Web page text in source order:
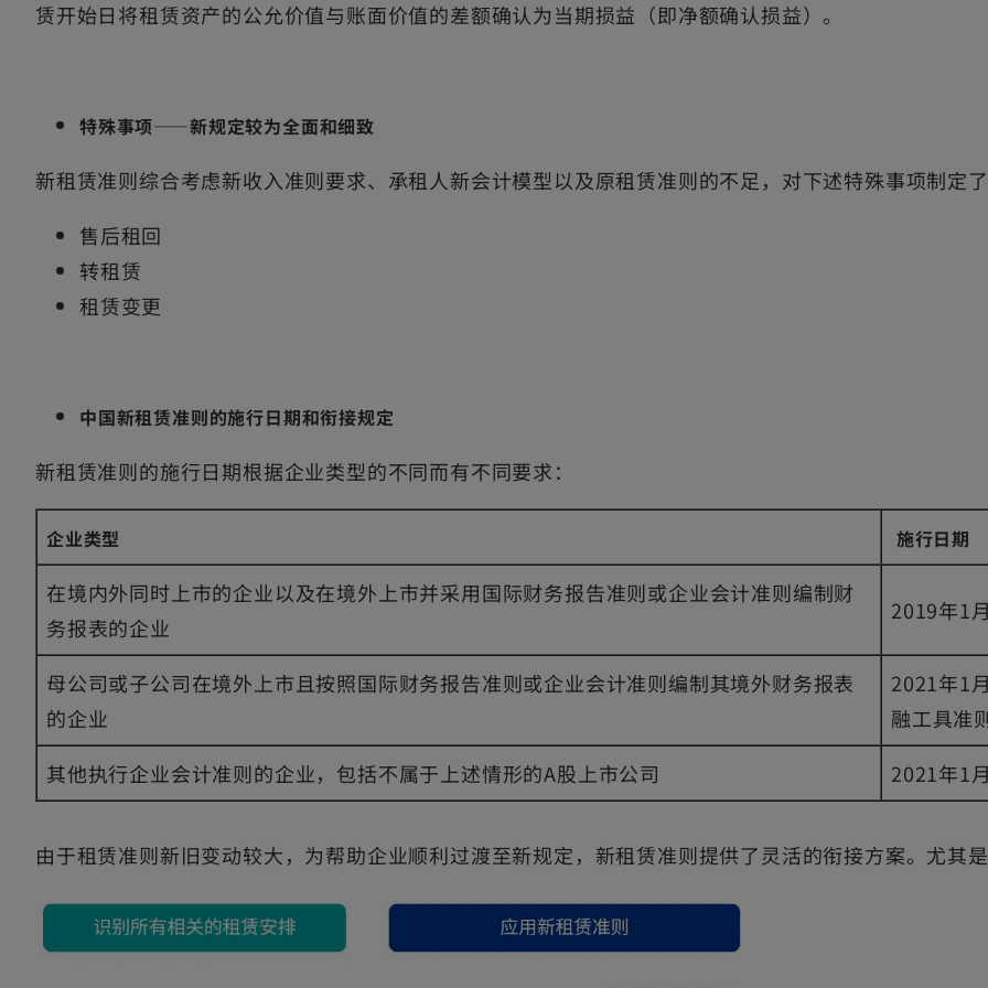
赁开始日将租赁资产的公允价值与账面价值的差额确认为当期损益（即净额确认损益）。
特殊事项——新规定较为全面和细致
新租赁准则综合考虑新收入准则要求、承租人新会计模型以及原租赁准则的不足，对下述特殊事项制定
售后租回
转租赁
租赁变更
中国新租赁准则的施行日期和衔接规定
新租赁准则的施行日期根据企业类型的不同而有不同要求：
企业类型 施行日期
在境内外同时上市的企业以及在境外上市并采用国际财务报告准则或企业会计准则编制财
务报表的企业
2019年1
母公司或子公司在境外上市且按照国际财务报告准则或企业会计准则编制其境外财务报表
的企业
2021年1
融工具准
其他执行企业会计准则的企业，包括不属于上述情形的A股上市公司
2021年1
由于租赁准则新旧变动较大，为帮助企业顺利过渡至新规定，新租赁准则提供了灵活的衔接方案。尤其